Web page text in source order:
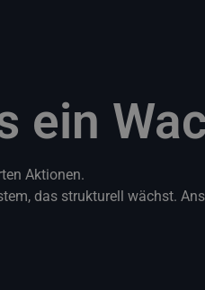
ein
Aktionen.
das strukturell wächst.